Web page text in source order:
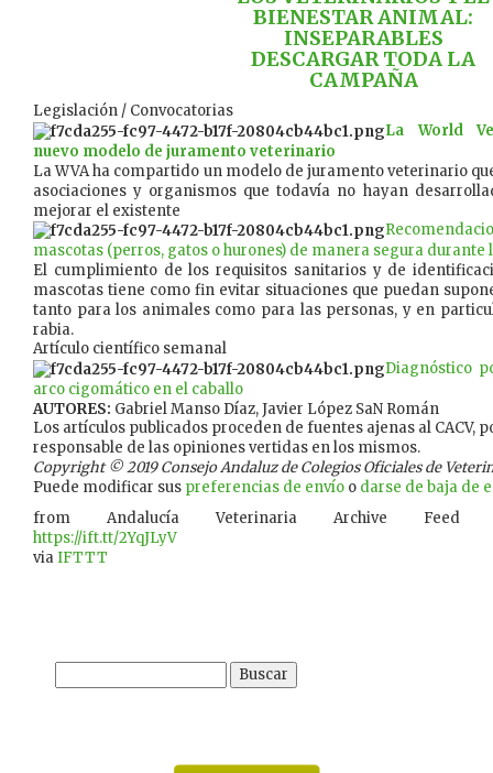
BIENESTAR ANIMAL:
INSEPARABLES
DESCARGAR TODA LA
CAMPAÑA
Legislación / Convocatorias
La World
nuevo modelo de juramento veterinario
La WVA ha compartido un modelo de juramento veterinario
asociaciones y organismos que todavía no hayan
mejorar el existente
mascotas (perros, gatos o hurones) de manera segura durante
El cumplimiento de los requisitos sanitarios y de
mascotas tiene como fin evitar situaciones que puedan
tanto para los animales como para las personas, y en
rabia.
Artículo científico semanal
Diagnóstico
arco cigomático en el caballo
AUTORES: Gabriel Manso Díaz, Javier López SaN Román
Los artículos publicados proceden de fuentes ajenas al CACV,
responsable de las opiniones vertidas en los mismos.
Copyright © 2019 Consejo Andaluz de Colegios Oficiales de
Puede modificar sus preferencias de envío o darse de baja de
from Andalucía Veterinaria Archive Feed
https://ift.tt/2YqJLyV
viaIFTTT
Buscar: